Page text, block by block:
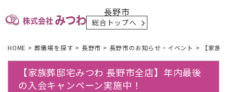
長野市
総合トップへ
HOME > 葬儀場を探す > 長野市 > 長野市のお知らせ・イベント > 【家族
【家族葬邸宅みつわ 長野市全店】年内最後
の入会キャンペーン実施中！